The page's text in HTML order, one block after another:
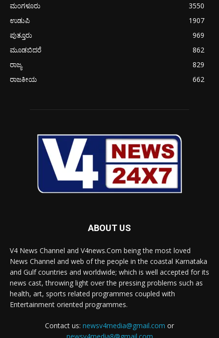
ಮಂಗಳೂರು
3550
ಉಡುಪಿ
1907
ಪುತ್ತೂರು
969
ಮೂಡಬಿದರೆ
862
ರಾಜ್ಯ
829
ರಾಜಕೀಯ
662
ABOUT US
V4 News Channel and V4news.Com being the most loved
News Channel and web of the people in the coastal Karnataka
and Gulf countries and worldwide; which is well accepted for its
news cast, throwing light over the pressing problems such as
health, art, sports related programmes coupled with
Entertainment oriented programmes.
Contact us: newsv4media@gmail.com or
newsv4media8@gmail.com